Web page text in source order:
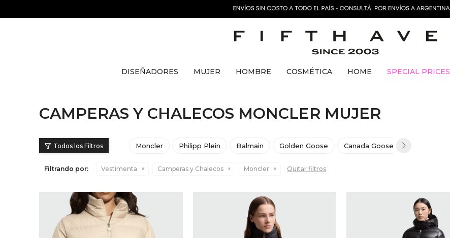
DISEÑADORES MUJER HOMBRE COSMÉTICA HOME SPECIAL PRICES
CAMPERAS Y CHALECOS MONCLER MUJER
Moncler Philipp Plein Balmain Golden Goose Canada Goose
Filtrando por: Vestimenta Camperas y Chalecos Moncler Quitar filtros